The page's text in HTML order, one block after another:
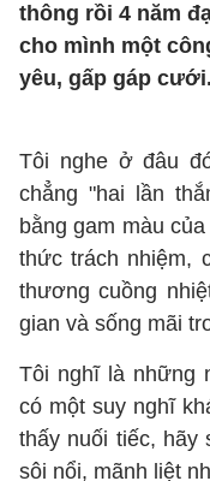
thông rồi 4 năm
cho mình một
yêu, gấp gáp cưới.
Tôi nghe ở đâu
chẳng "hai lần
bằng gam màu
thức trách nhiệm,
thương cuồng
gian và sống mãi
Tôi nghĩ là những
có một suy nghĩ
thấy nuối tiếc, hãy
sôi nổi, mãnh liệt